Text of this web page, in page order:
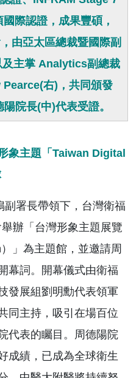
際認證，成果豐碩，
由亞太區總裁暨國際副
主掌 Analytics副總裁
右)，共同頒發
院長(中)代表受證。
象主題「Taiwan Digital
署長帶領下，台灣衛福
辦「台灣形象主題展覽
」為主題館，並邀請周
幕詞。開幕儀式由衛福
發展組劉明勳代表領軍
同主持，吸引在場百位
代表的矚目。周德陽院
成績，已成為全球衛生